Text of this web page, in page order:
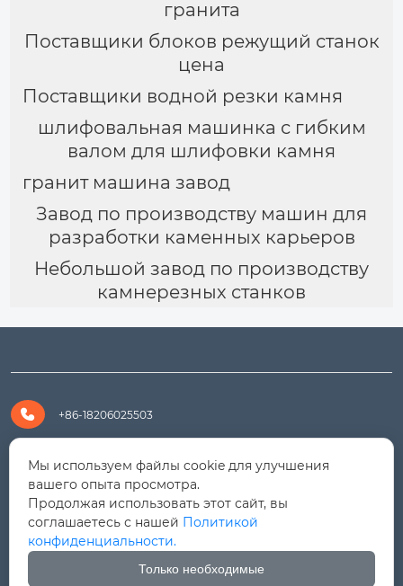
гранита
Поставщики блоков режущий станок
цена
Поставщики водной резки камня
шлифовальная машинка с гибким
валом для шлифовки камня
гранит машина завод
Завод по производству машин для
разработки каменных карьеров
Небольшой завод по производству
камнерезных станков
 +86-18206025503
 +8618206025503
 yanali@hualongm.com

351144, Китай, пров.Фуцзянь, г. Путянь, район Личэн,
промышленная зона Хуанши
Мы используем файлы cookie для улучшения
вашего опыта просмотра.
Продолжая использовать этот сайт, вы
соглашаетесь с нашей Политикой
конфиденциальности.
Только необходимые